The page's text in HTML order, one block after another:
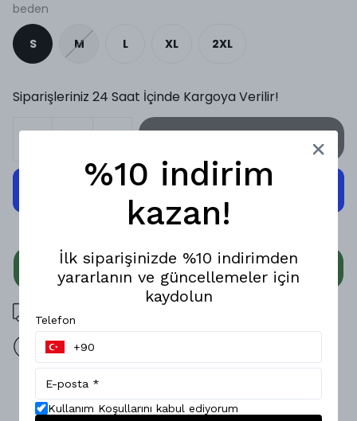
beden
S M L XL 2XL
Siparişleriniz 24 Saat İçinde Kargoya Verilir!
WHATSAPP
3000 TL üzeri ücretsiz kargo
14 gün içinde iade değişim
Ürün Açıklaması
%10 indirim
kazan!
İlk siparişinizde %10 indirimden
yararlanın ve güncellemeler için
kaydolun
Telefon
Kullanım Koşullarını kabul ediyorum